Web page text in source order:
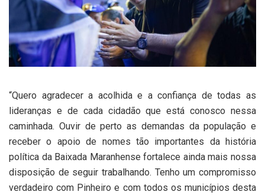
“Quero agradecer a acolhida e a confiança de todas as
lideranças e de cada cidadão que está conosco nessa
caminhada. Ouvir de perto as demandas da população e
receber o apoio de nomes tão importantes da história
política da Baixada Maranhense fortalece ainda mais nossa
disposição de seguir trabalhando. Tenho um compromisso
verdadeiro com Pinheiro e com todos os municípios desta